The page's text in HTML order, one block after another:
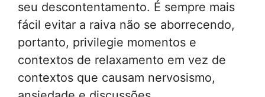
seu descontentamento. É sempre mais
fácil evitar a raiva não se aborrecendo,
portanto, privilegie momentos e
contextos de relaxamento em vez de
contextos que causam nervosismo,